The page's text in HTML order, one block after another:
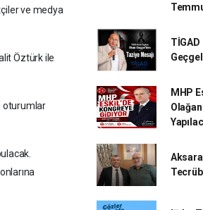
ve medya
Öztürk ile
oturumlar
TİGAD
MHP